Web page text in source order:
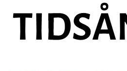
hovedinnhold